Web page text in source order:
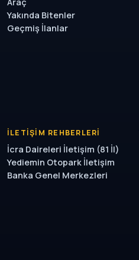
Yakında Bitenler
Geçmiş İlanlar
İLETIŞIM REHBERLERI
İcra Daireleri İletişim (81 İl)
Yediemin Otopark İletişim
Banka Genel Merkezleri